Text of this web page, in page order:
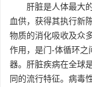
肝脏是人体最大
血供，获得其执行新
物质的消化吸收及众
作用，是门-体循环之
器。肝脏疾病在全球
同的流行特征。病毒